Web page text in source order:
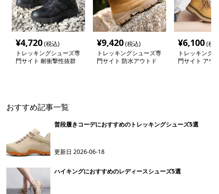
¥4,720(税込)
トレッキングシューズ専
門サイト 耐衝撃性抜群
¥9,420(税込)
トレッキングシューズ専
門サイト 防水アウトド
¥6,100(税
トレッキング
門サイト アウ
おすすめ記事一覧
普段履きコーデにおすすめのトレッキングシューズ5選
更新日2026-06-18
ハイキングにおすすめのレディースシューズ5選